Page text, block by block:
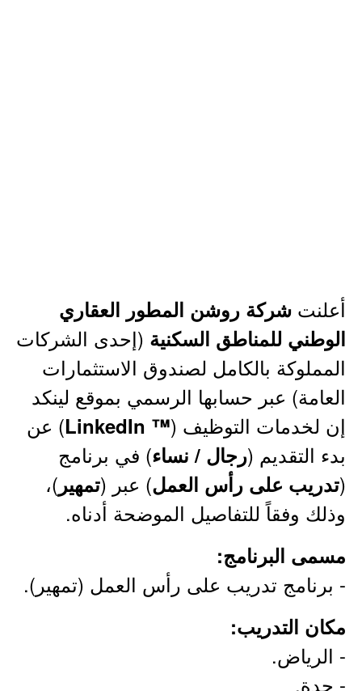
أعلنت شركة روشن المطور العقاري
الوطني للمناطق السكنية (إحدى الشركات
المملوكة بالكامل لصندوق الاستثمارات
العامة) عبر حسابها الرسمي بموقع لينكد
إن لخدمات التوظيف (™ LinkedIn
) عن
بدء التقديم (رجال / نساء) في برنامج
(تدريب على رأس العمل) عبر (تمهير )،
وذلك وفقاً للتفاصيل الموضحة أدناه.
مسمى البرنامج:
- برنامج تدريب على رأس العمل (تمهير).
مكان التدريب:
- الرياض.
- جدة.